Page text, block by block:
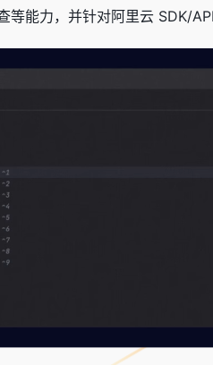
能力，并针对阿里云 SDK/